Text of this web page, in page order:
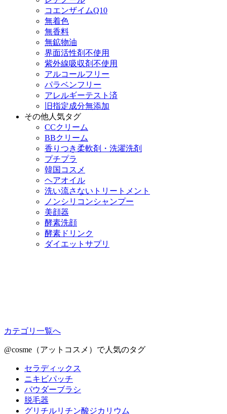
コエンザイムQ10
無着色
無香料
無鉱物油
界面活性剤不使用
紫外線吸収剤不使用
アルコールフリー
パラベンフリー
アレルギーテスト済
旧指定成分無添加
その他人気タグ
CCクリーム
BBクリーム
香りつき柔軟剤・洗濯洗剤
プチプラ
韓国コスメ
ヘアオイル
洗い流さないトリートメント
ノンシリコンシャンプー
美顔器
酵素洗顔
酵素ドリンク
ダイエットサプリ
カテゴリ一覧へ
@cosme（アットコスメ）で人気のタグ
セラディックス
ニキビパッチ
パウダーブラシ
脱毛器
グリチルリチン酸ジカリウム